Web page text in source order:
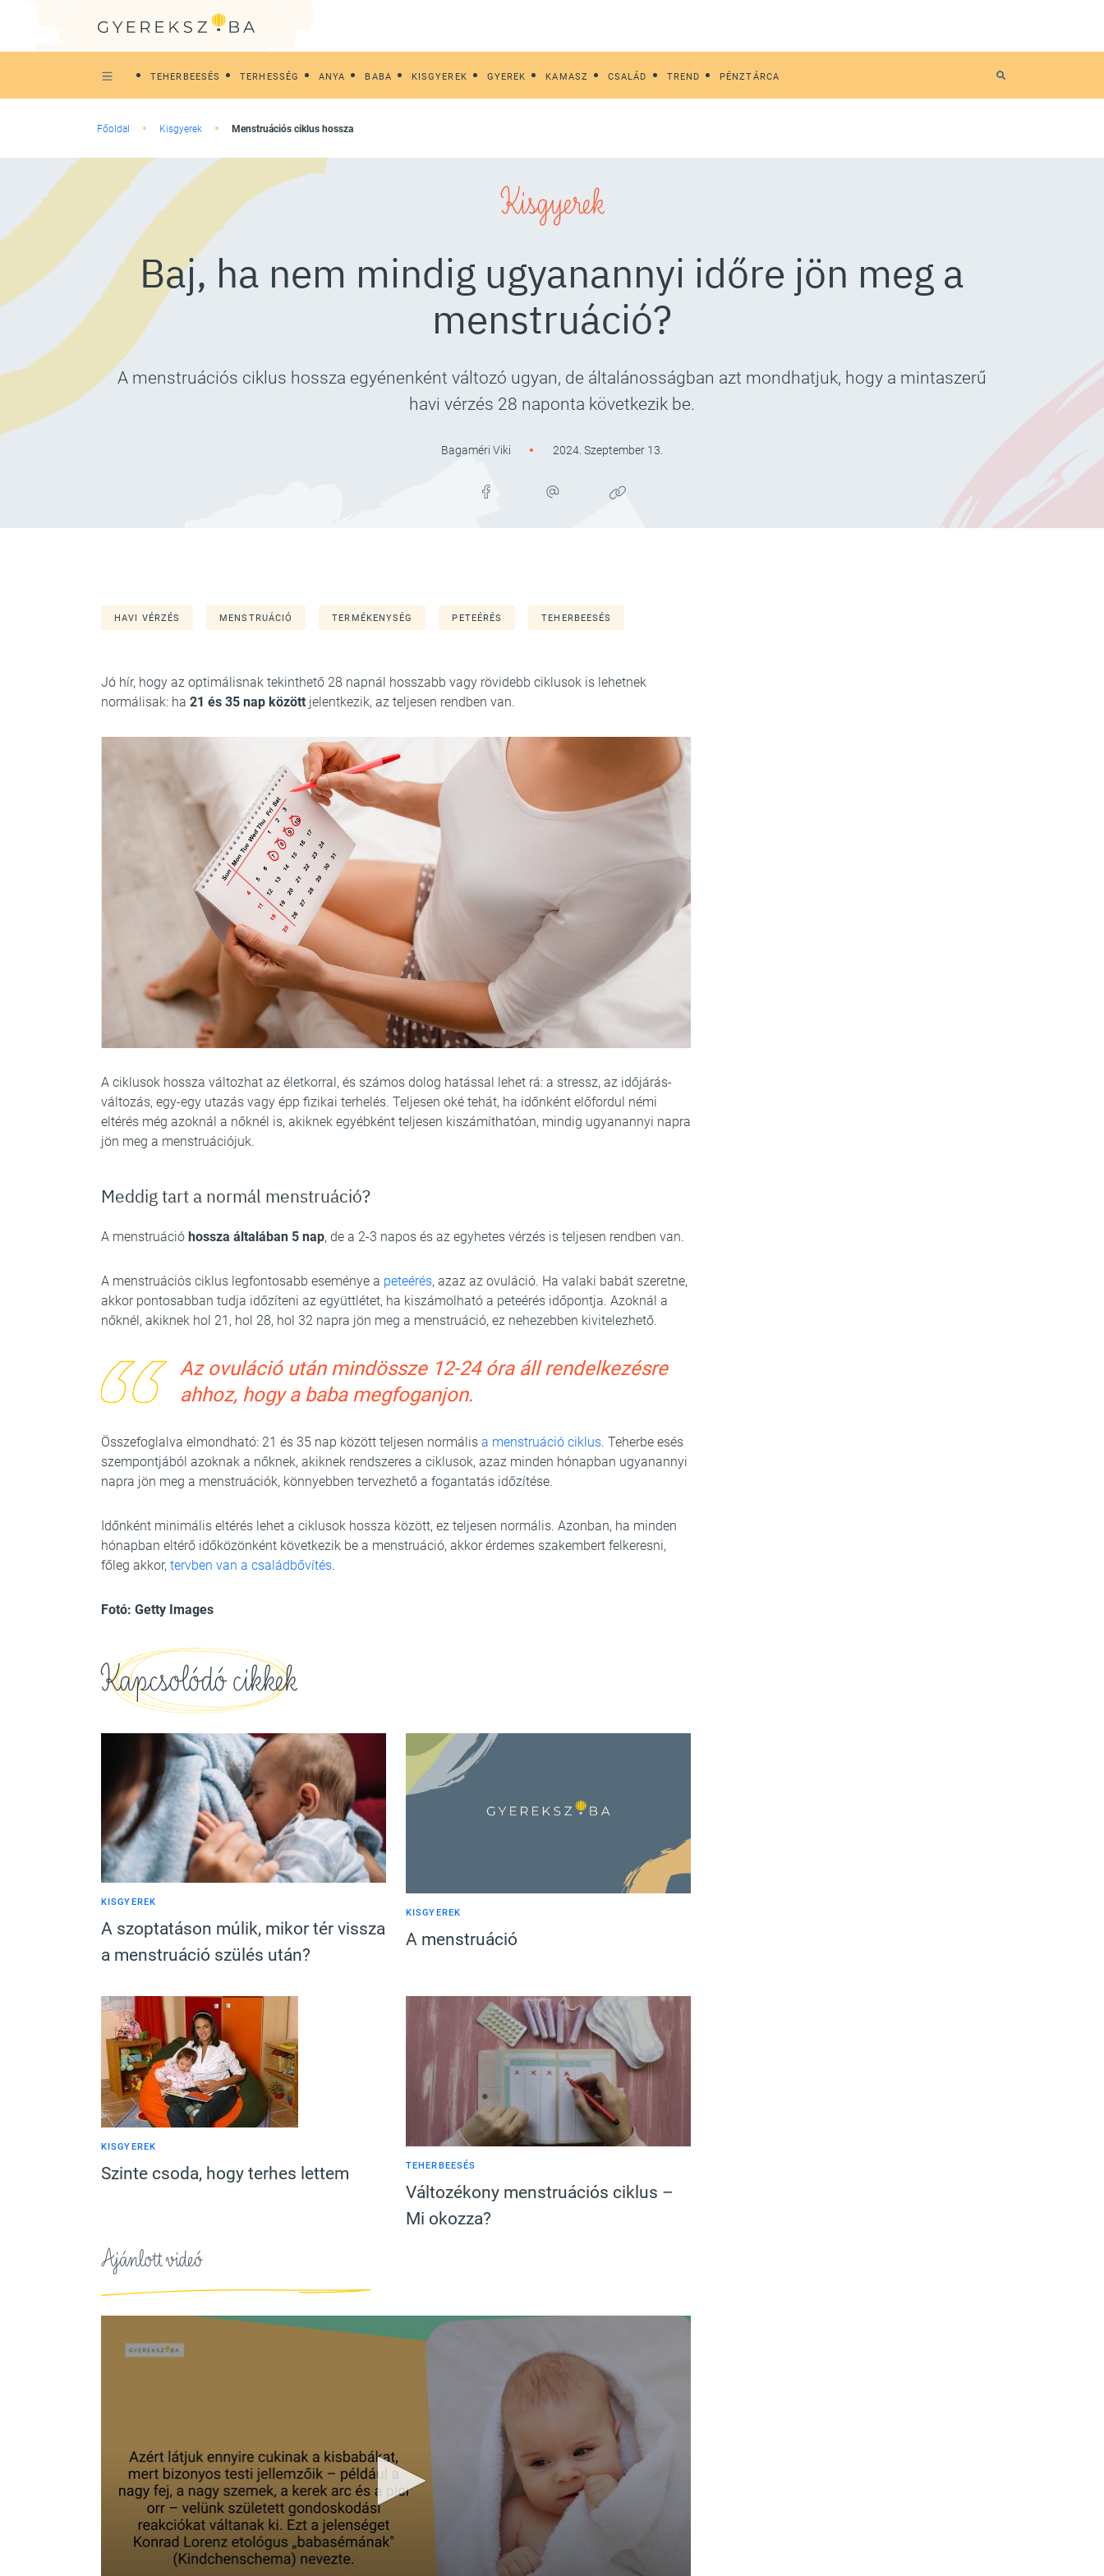
TEHERBEESÉS TERHESSÉG ANYA BABA KISGYEREK GYEREK KAMASZ CSALÁD TREND PÉNZTÁRCA
Főoldal Kisgyerek Menstruációs ciklus hossza
Kisgyerek
Baj, ha nem mindig ugyanannyi időre jön meg a
menstruáció?
A menstruációs ciklus hossza egyénenként változó ugyan, de általánosságban azt mondhatjuk, hogy a mintaszerű
havi vérzés 28 naponta következik be.
Bagaméri Viki 2024. Szeptember 13.
HAVI VÉRZÉS MENSTRUÁCIÓ TERMÉKENYSÉG PETEÉRÉS TEHERBEESÉS
Jó hír, hogy az optimálisnak tekinthető 28 napnál hosszabb vagy rövidebb ciklusok is lehetnek
normálisak: ha 21 és 35 nap között jelentkezik, az teljesen rendben van.
A ciklusok hossza változhat az életkorral, és számos dolog hatással lehet rá: a stressz, az időjárás-
változás, egy-egy utazás vagy épp fizikai terhelés. Teljesen oké tehát, ha időnként előfordul némi
eltérés még azoknál a nőknél is, akiknek egyébként teljesen kiszámíthatóan, mindig ugyanannyi napra
jön meg a menstruációjuk.
Meddig tart a normál menstruáció?
A menstruáció hossza általában 5 nap, de a 2-3 napos és az egyhetes vérzés is teljesen rendben van.
A menstruációs ciklus legfontosabb eseménye a peteérés, azaz az ovuláció. Ha valaki babát szeretne,
akkor pontosabban tudja időzíteni az együttlétet, ha kiszámolható a peteérés időpontja. Azoknál a
nőknél, akiknek hol 21, hol 28, hol 32 napra jön meg a menstruáció, ez nehezebben kivitelezhető.
Az ovuláció után mindössze 12-24 óra áll rendelkezésre
ahhoz, hogy a baba megfoganjon.
Összefoglalva elmondható: 21 és 35 nap között teljesen normális a menstruáció ciklus. Teherbe esés
szempontjából azoknak a nőknek, akiknek rendszeres a ciklusok, azaz minden hónapban ugyanannyi
napra jön meg a menstruációk, könnyebben tervezhető a fogantatás időzítése.
Időnként minimális eltérés lehet a ciklusok hossza között, ez teljesen normális. Azonban, ha minden
hónapban eltérő időközönként következik be a menstruáció, akkor érdemes szakembert felkeresni,
főleg akkor, tervben van a családbővítés.
Fotó: Getty Images
Kapcsolódó cikkek
KISGYEREK
A szoptatáson múlik, mikor tér vissza
a menstruáció szülés után?
KISGYEREK
A menstruáció
KISGYEREK
Szinte csoda, hogy terhes lettem TEHERBEESÉS
Változékony menstruációs ciklus –
Mi okozza?
Ajánlott videó